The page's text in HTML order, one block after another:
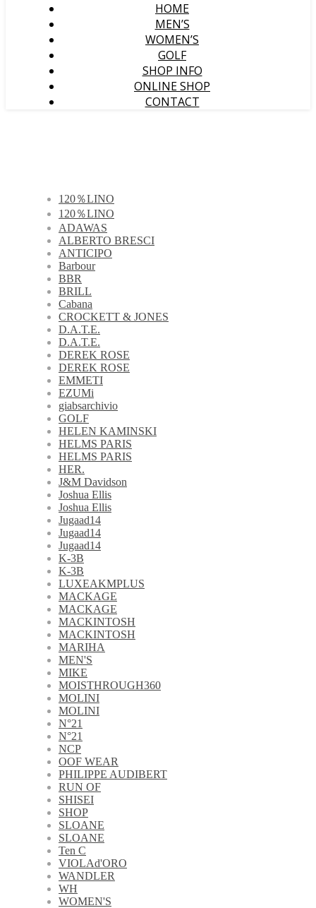
HOME
MEN’S
WOMEN’S
GOLF
SHOP INFO
ONLINE SHOP
CONTACT
120％LINO
120％LINO
ADAWAS
ALBERTO BRESCI
ANTICIPO
Barbour
BBR
BRILL
Cabana
CROCKETT & JONES
D.A.T.E.
D.A.T.E.
DEREK ROSE
DEREK ROSE
EMMETI
EZUMi
giabsarchivio
GOLF
HELEN KAMINSKI
HELMS PARIS
HELMS PARIS
HER.
J&M Davidson
Joshua Ellis
Joshua Ellis
Jugaad14
Jugaad14
Jugaad14
K-3B
K-3B
LUXEAKMPLUS
MACKAGE
MACKAGE
MACKINTOSH
MACKINTOSH
MARIHA
MEN'S
MIKE
MOISTHROUGH360
MOLINI
MOLINI
N°21
N°21
NCP
OOF WEAR
PHILIPPE AUDIBERT
RUN OF
SHISEI
SHOP
SLOANE
SLOANE
Ten C
VIOLAd'ORO
WANDLER
WH
WOMEN'S